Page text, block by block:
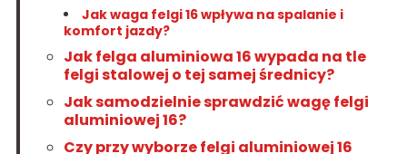
Jak waga felgi 16 wpływa na spalanie i
komfort jazdy?
Jak felga aluminiowa 16 wypada na tle
felgi stalowej o tej samej średnicy?
Jak samodzielnie sprawdzić wagę felgi
aluminiowej 16?
Czy przy wyborze felgi aluminiowej 16